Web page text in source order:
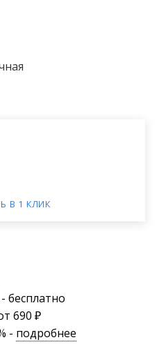
В 1 КЛИК
бесплатно
690 ₽
- подробнее